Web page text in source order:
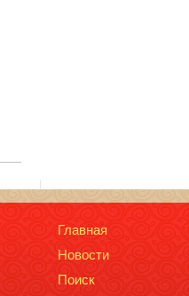
Главная
Новости
Поиск